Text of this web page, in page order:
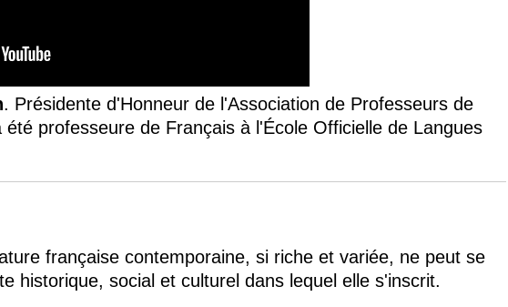
. Présidente d'Honneur de l'Association de Professeurs de
professeure de Français à l'École Officielle de Langues
française contemporaine, si riche et variée, ne peut se
historique, social et culturel dans lequel elle s'inscrit.